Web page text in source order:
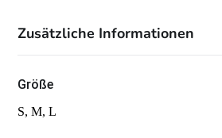
Zusätzliche Informationen
Größe
S, M, L